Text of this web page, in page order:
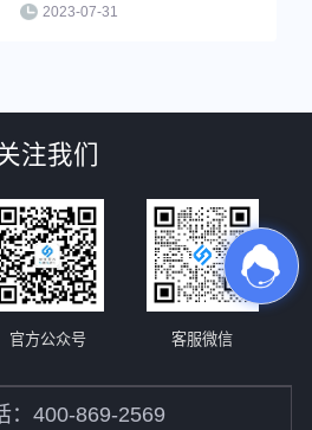
网址生成为一
化行为，可有
。
2023-07-31
注我们
官方公众号 客服微信
：400-869-2569